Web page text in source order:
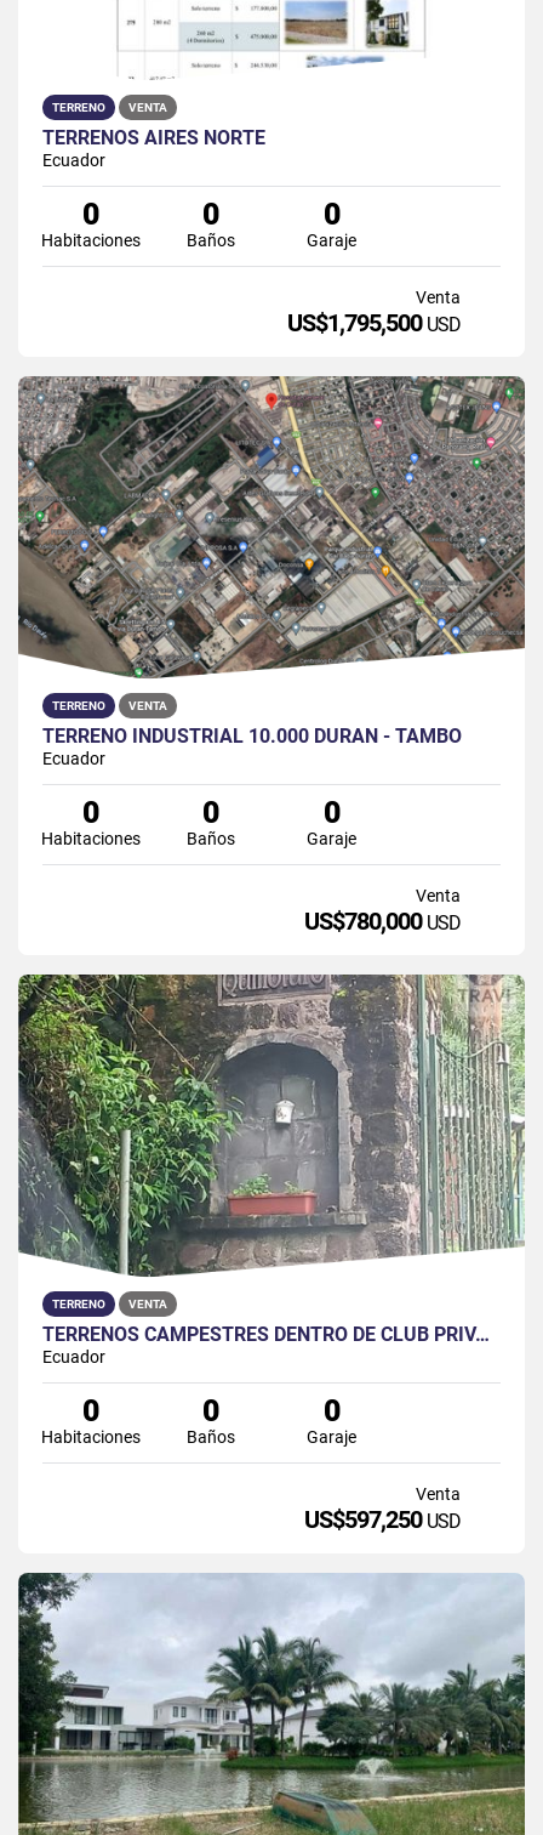
TERRENO VENTA
TERRENOS AIRES NORTE
Ecuador
0
Habitaciones
0
Baños
0
Garaje
Venta
US$1,795,500 USD
TERRENO VENTA
TERRENO INDUSTRIAL 10.000 DURAN - TAMBO
Ecuador
0
Habitaciones
0
Baños
0
Garaje
Venta
US$780,000 USD
TERRENO VENTA
TERRENOS CAMPESTRES DENTRO DE CLUB PRIVADO EN EL CRATER DEL PULULAHUA
Ecuador
0
Habitaciones
0
Baños
0
Garaje
Venta
US$597,250 USD